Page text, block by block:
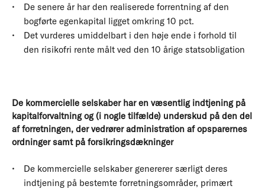
De senere år har den realiserede forrentning af den
bogførte egenkapital ligget omkring 10 pct.
Det vurderes umiddelbart i den høje ende i forhold til
den risikofri rente målt ved den 10 årige statsobligation
De kommercielle selskaber har en væsentlig indtjening på
kapitalforvaltning og (i nogle tilfælde) underskud på den del
af forretningen, der vedrører administration af opsparernes
ordninger samt på forsikringsdækninger
De kommercielle selskaber genererer særligt deres
indtjening på bestemte forretningsområder, primært